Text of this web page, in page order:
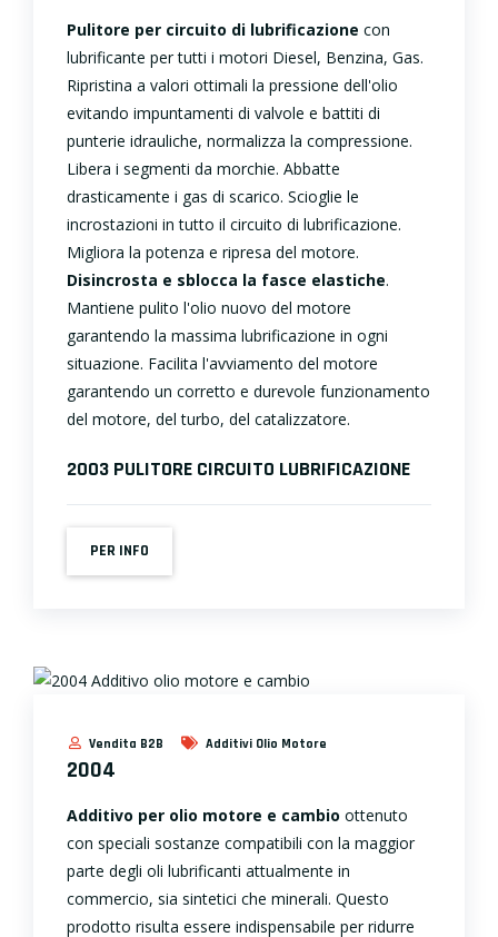
Pulitore per circuito di lubrificazione con
lubrificante per tutti i motori Diesel, Benzina, Gas.
Ripristina a valori ottimali la pressione dell'olio
evitando impuntamenti di valvole e battiti di
punterie idrauliche, normalizza la compressione.
Libera i segmenti da morchie. Abbatte
drasticamente i gas di scarico. Scioglie le
incrostazioni in tutto il circuito di lubrificazione.
Migliora la potenza e ripresa del motore.
Disincrosta e sblocca la fasce elastiche.
Mantiene pulito l'olio nuovo del motore
garantendo la massima lubrificazione in ogni
situazione. Facilita l'avviamento del motore
garantendo un corretto e durevole funzionamento
del motore, del turbo, del catalizzatore.
2003 PULITORE CIRCUITO LUBRIFICAZIONE
PER INFO
Vendita B2B Additivi Olio Motore
2004
Additivo per olio motore e cambio ottenuto
con speciali sostanze compatibili con la maggior
parte degli oli lubrificanti attualmente in
commercio, sia sintetici che minerali. Questo
prodotto risulta essere indispensabile per ridurre